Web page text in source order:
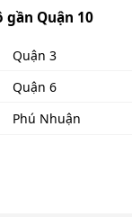
gần Quận 10
Quận 3
Quận 6
Phú Nhuận